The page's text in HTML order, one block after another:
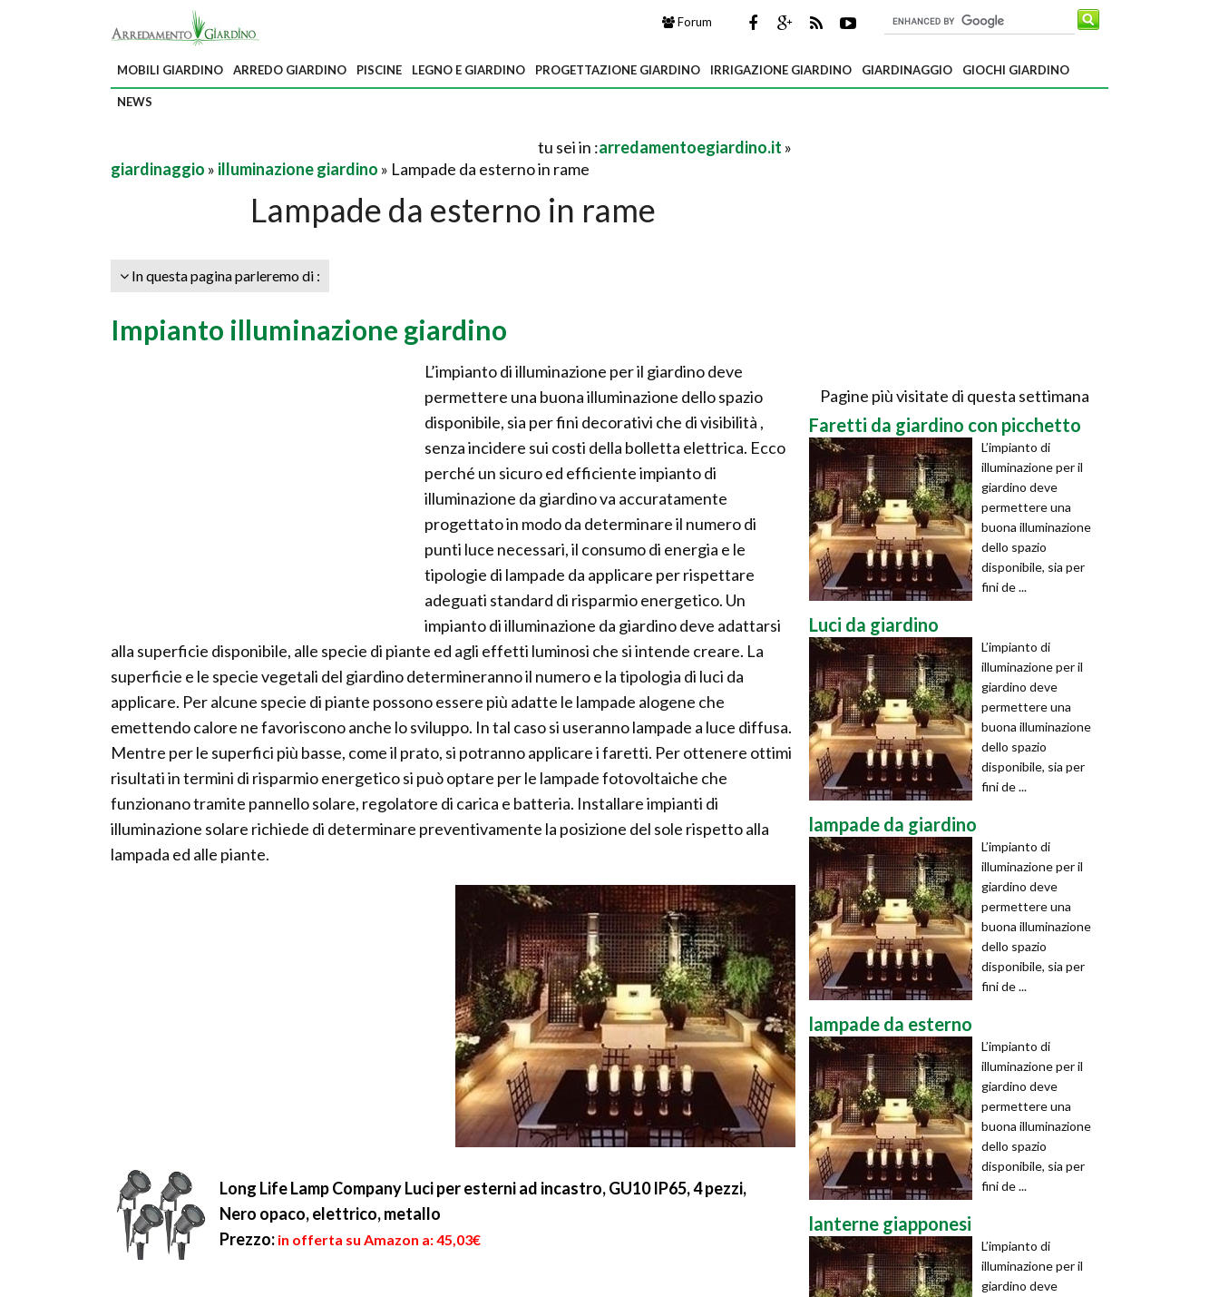
Forum
MOBILI GIARDINO ARREDO GIARDINO PISCINE LEGNO E GIARDINO PROGETTAZIONE GIARDINO IRRIGAZIONE GIARDINO GIARDINAGGIO GIOCHI GIARDINO
NEWS
tu sei in :arredamentoegiardino.it »
giardinaggio » illuminazione giardino » Lampade da esterno in rame
Lampade da esterno in rame
In questa pagina parleremo di :
Impianto illuminazione giardino
L’impianto di illuminazione per il giardino deve
permettere una buona illuminazione dello spazio
disponibile, sia per fini decorativi che di visibilità ,
senza incidere sui costi della bolletta elettrica. Ecco
perché un sicuro ed efficiente impianto di
illuminazione da giardino va accuratamente
progettato in modo da determinare il numero di
punti luce necessari, il consumo di energia e le
tipologie di lampade da applicare per rispettare
adeguati standard di risparmio energetico. Un
impianto di illuminazione da giardino deve adattarsi
alla superficie disponibile, alle specie di piante ed agli effetti luminosi che si intende creare. La
superficie e le specie vegetali del giardino determineranno il numero e la tipologia di luci da
applicare. Per alcune specie di piante possono essere più adatte le lampade alogene che
emettendo calore ne favoriscono anche lo sviluppo. In tal caso si useranno lampade a luce diffusa.
Mentre per le superfici più basse, come il prato, si potranno applicare i faretti. Per ottenere ottimi
risultati in termini di risparmio energetico si può optare per le lampade fotovoltaiche che
funzionano tramite pannello solare, regolatore di carica e batteria. Installare impianti di
illuminazione solare richiede di determinare preventivamente la posizione del sole rispetto alla
lampada ed alle piante.
Long Life Lamp Company Luci per esterni ad incastro, GU10 IP65, 4 pezzi,
Nero opaco, elettrico, metallo
Prezzo: in offerta su Amazon a: 45,03€
Pagine più visitate di questa settimana
Faretti da giardino con picchetto
L’impianto di
illuminazione per il
giardino deve
permettere una
buona illuminazione
dello spazio
disponibile, sia per
fini de ...
Luci da giardino
L’impianto di
illuminazione per il
giardino deve
permettere una
buona illuminazione
dello spazio
disponibile, sia per
fini de ...
lampade da giardino
L’impianto di
illuminazione per il
giardino deve
permettere una
buona illuminazione
dello spazio
disponibile, sia per
fini de ...
lampade da esterno
L’impianto di
illuminazione per il
giardino deve
permettere una
buona illuminazione
dello spazio
disponibile, sia per
fini de ...
lanterne giapponesi
L’impianto di
illuminazione per il
giardino deve